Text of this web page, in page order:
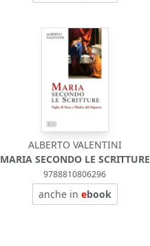
ALBERTO VALENTINI
MARIA SECONDO LE SCRITTURE
9788810806296
anche in ebook